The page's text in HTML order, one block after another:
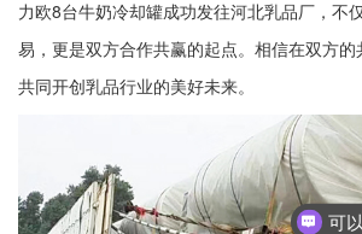
力欧8台牛奶冷却罐成功发往河北乳品厂，不
易，更是双方合作共赢的起点。相信在双方
共同开创乳品行业的美好未来。